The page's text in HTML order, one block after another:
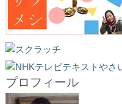
プロフィール